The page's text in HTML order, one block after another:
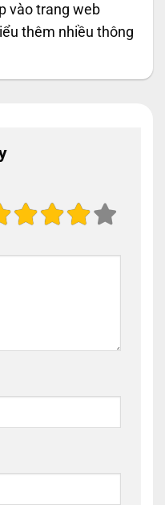
vào trang web
thêm nhiều thông